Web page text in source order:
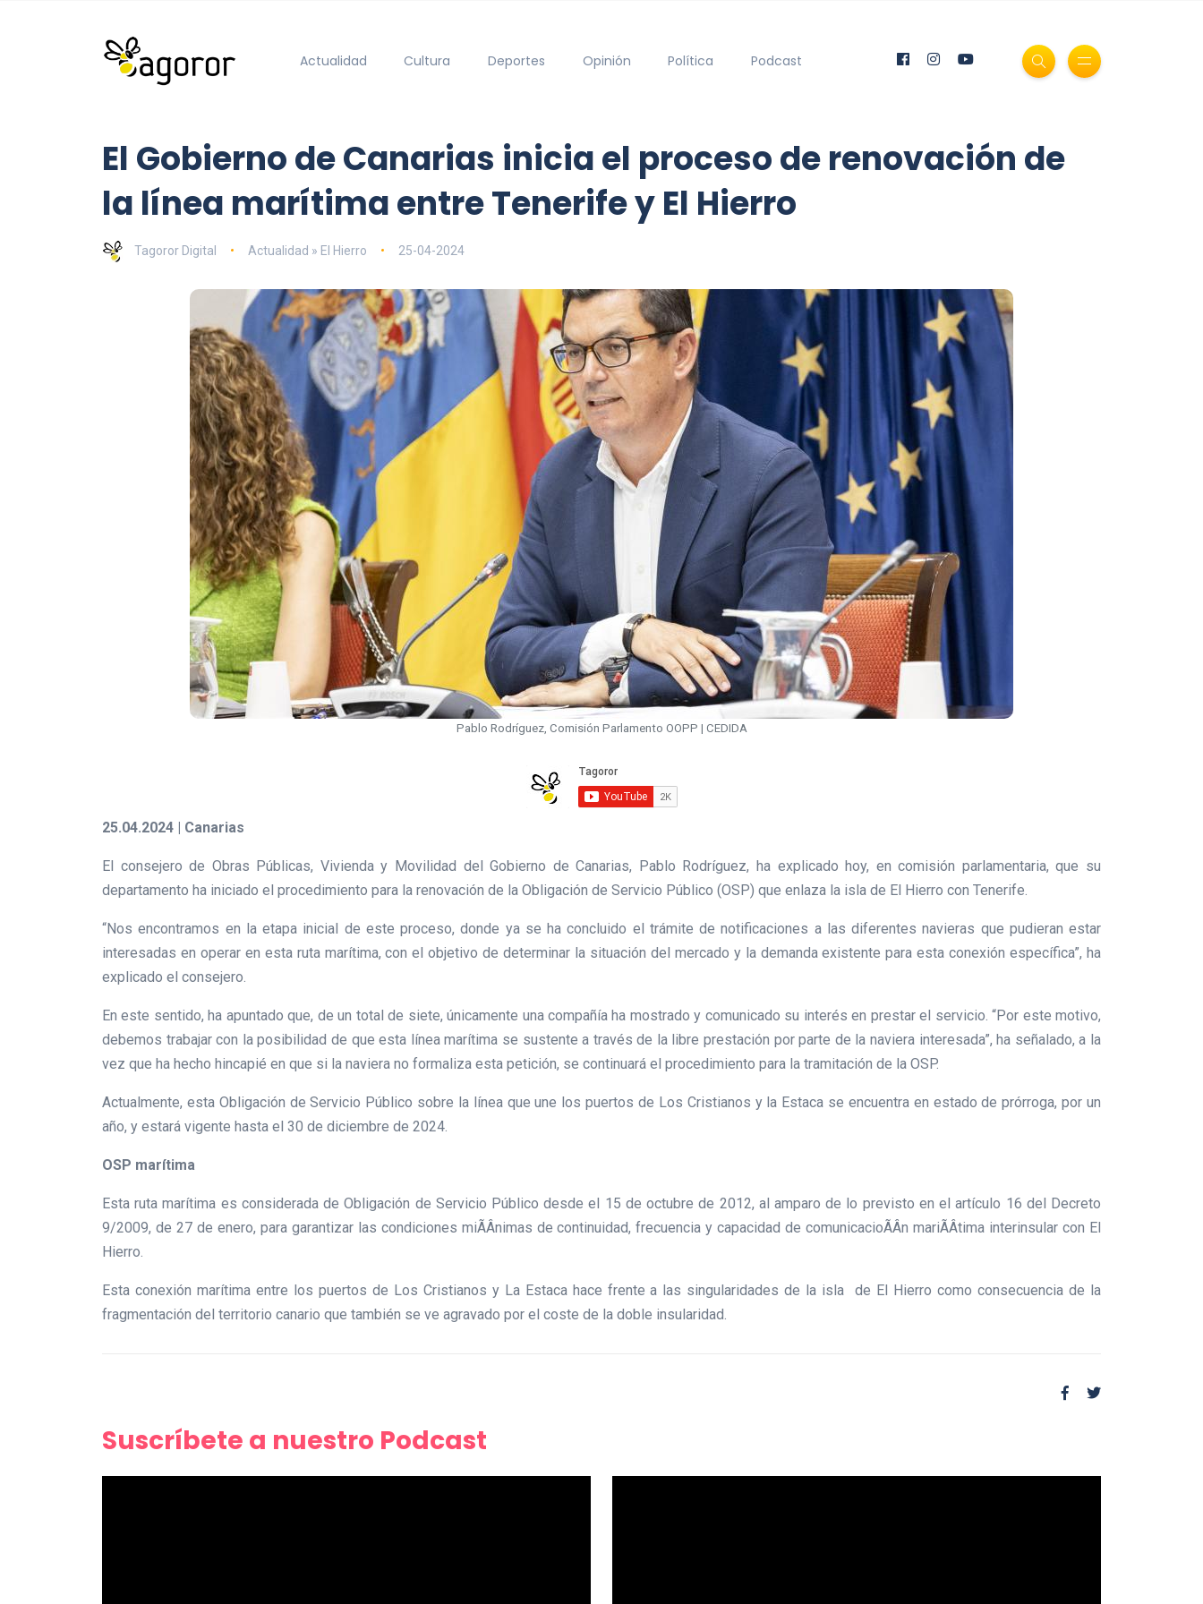
Actualidad Cultura Deportes Opinión Política Podcast
El Gobierno de Canarias inicia el proceso de renovación de
la línea marítima entre Tenerife y El Hierro
Tagoror Digital Actualidad » El Hierro 25-04-2024
Pablo Rodríguez, Comisión Parlamento OOPP | CEDIDA
25.04.2024 | Canarias
El consejero de Obras Públicas, Vivienda y Movilidad del Gobierno de Canarias, Pablo Rodríguez, ha explicado hoy, en comisión parlamentaria, que su
departamento ha iniciado el procedimiento para la renovación de la Obligación de Servicio Público (OSP) que enlaza la isla de El Hierro con Tenerife.
“Nos encontramos en la etapa inicial de este proceso, donde ya se ha concluido el trámite de notificaciones a las diferentes navieras que pudieran estar
interesadas en operar en esta ruta marítima, con el objetivo de determinar la situación del mercado y la demanda existente para esta conexión específica”, ha
explicado el consejero.
En este sentido, ha apuntado que, de un total de siete, únicamente una compañía ha mostrado y comunicado su interés en prestar el servicio. “Por este motivo,
debemos trabajar con la posibilidad de que esta línea marítima se sustente a través de la libre prestación por parte de la naviera interesada”, ha señalado, a la
vez que ha hecho hincapié en que si la naviera no formaliza esta petición, se continuará el procedimiento para la tramitación de la OSP.
Actualmente, esta Obligación de Servicio Público sobre la línea que une los puertos de Los Cristianos y la Estaca se encuentra en estado de prórroga, por un
año, y estará vigente hasta el 30 de diciembre de 2024.
OSP marítima
Esta ruta marítima es considerada de Obligación de Servicio Público desde el 15 de octubre de 2012, al amparo de lo previsto en el artículo 16 del Decreto
9/2009, de 27 de enero, para garantizar las condiciones miÃÂnimas de continuidad, frecuencia y capacidad de comunicacioÃÂn mariÃÂtima interinsular con El
Hierro.
Esta conexión marítima entre los puertos de Los Cristianos y La Estaca hace frente a las singularidades de la isla de El Hierro como consecuencia de la
fragmentación del territorio canario que también se ve agravado por el coste de la doble insularidad.
Suscríbete a nuestro Podcast